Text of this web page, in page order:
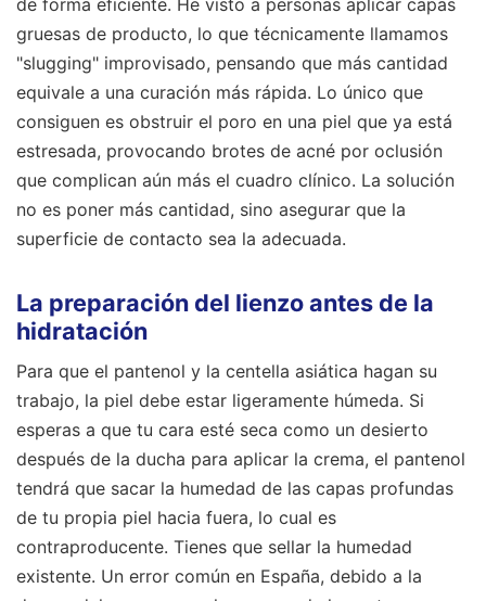
gruesas de producto, lo que técnicamente llamamos
"slugging" improvisado, pensando que más cantidad
equivale a una curación más rápida. Lo único que
consiguen es obstruir el poro en una piel que ya está
estresada, provocando brotes de acné por oclusión
que complican aún más el cuadro clínico. La solución
no es poner más cantidad, sino asegurar que la
superficie de contacto sea la adecuada.
La preparación del lienzo antes de la
hidratación
Para que el pantenol y la centella asiática hagan su
trabajo, la piel debe estar ligeramente húmeda. Si
esperas a que tu cara esté seca como un desierto
después de la ducha para aplicar la crema, el pantenol
tendrá que sacar la humedad de las capas profundas
de tu propia piel hacia fuera, lo cual es
contraproducente. Tienes que sellar la humedad
existente. Un error común en España, debido a la